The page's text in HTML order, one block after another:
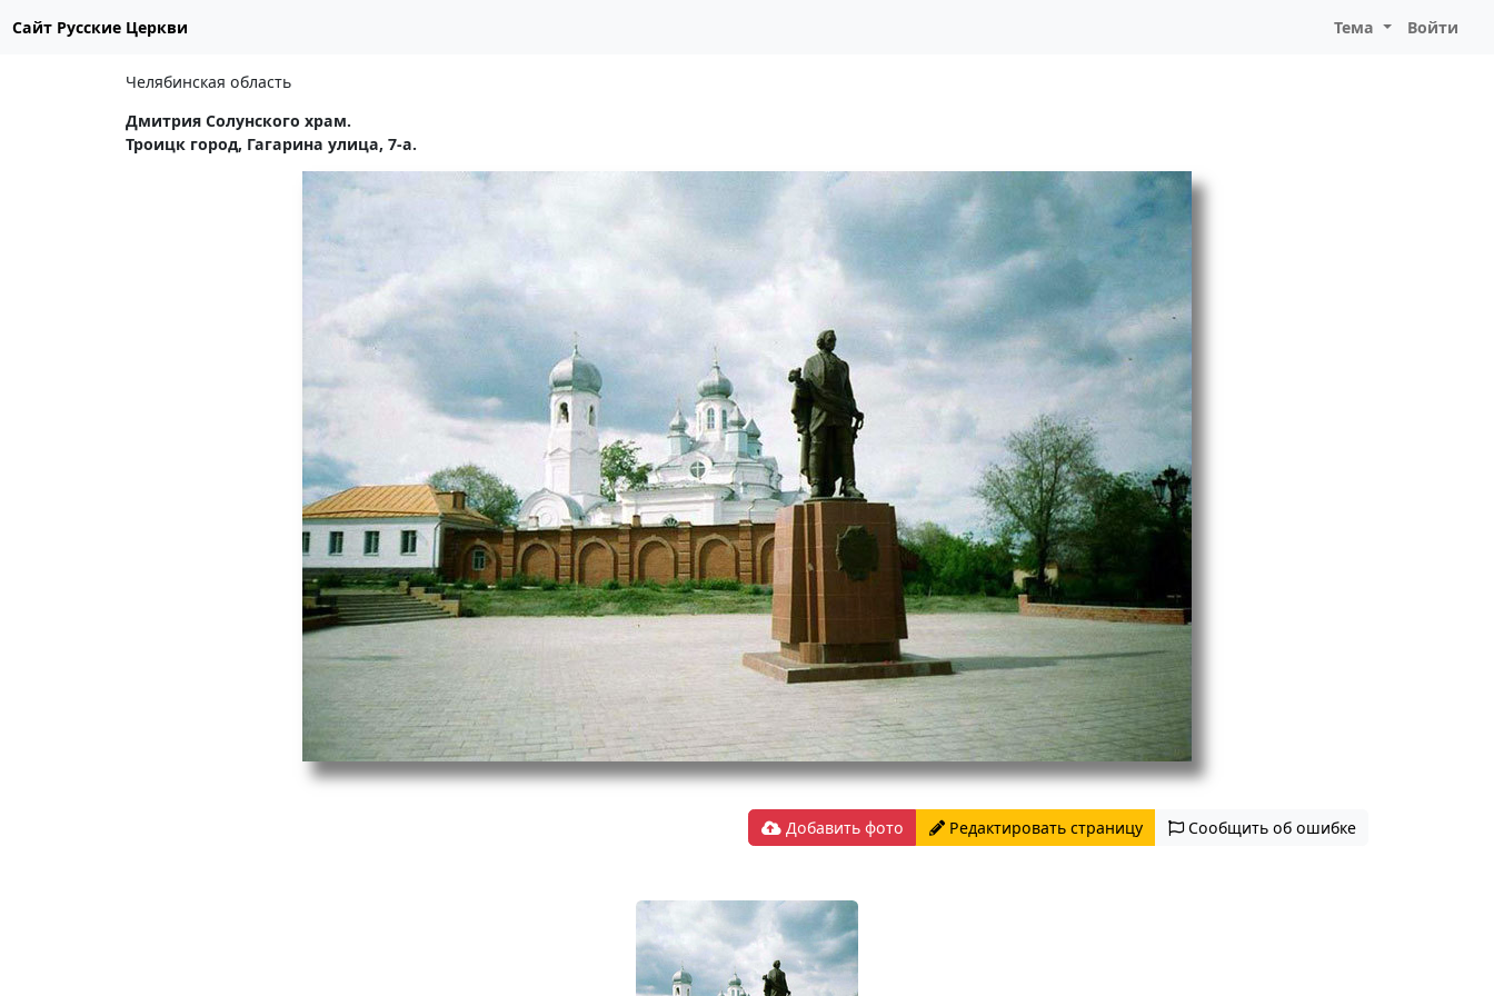
Сайт Русские Церкви Тема Войти
Челябинская область
Дмитрия Солунского храм.
Троицк город, Гагарина улица, 7-а.
Добавить фото Редактировать страницу Сообщить об ошибке